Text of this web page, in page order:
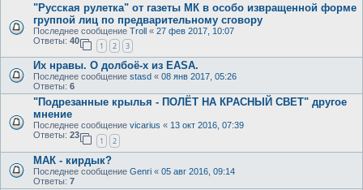
"Русская рулетка" от газеты МК в особо извращенной форме
группой лиц по предварительному сговору
Последнее сообщение Troll « 27 фев 2017, 10:07
Ответы: 40
1 2 3
Их нравы. О долбоё-х из EASA.
Последнее сообщение stasd « 08 янв 2017, 05:26
Ответы: 6
"Подрезанные крылья - ПОЛЁТ НА КРАСНЫЙ СВЕТ" другое
мнение
Последнее сообщение vicarius « 13 окт 2016, 07:39
Ответы: 23
1 2
МАК - кирдык?
Последнее сообщение Genri « 05 авг 2016, 09:14
Ответы: 7